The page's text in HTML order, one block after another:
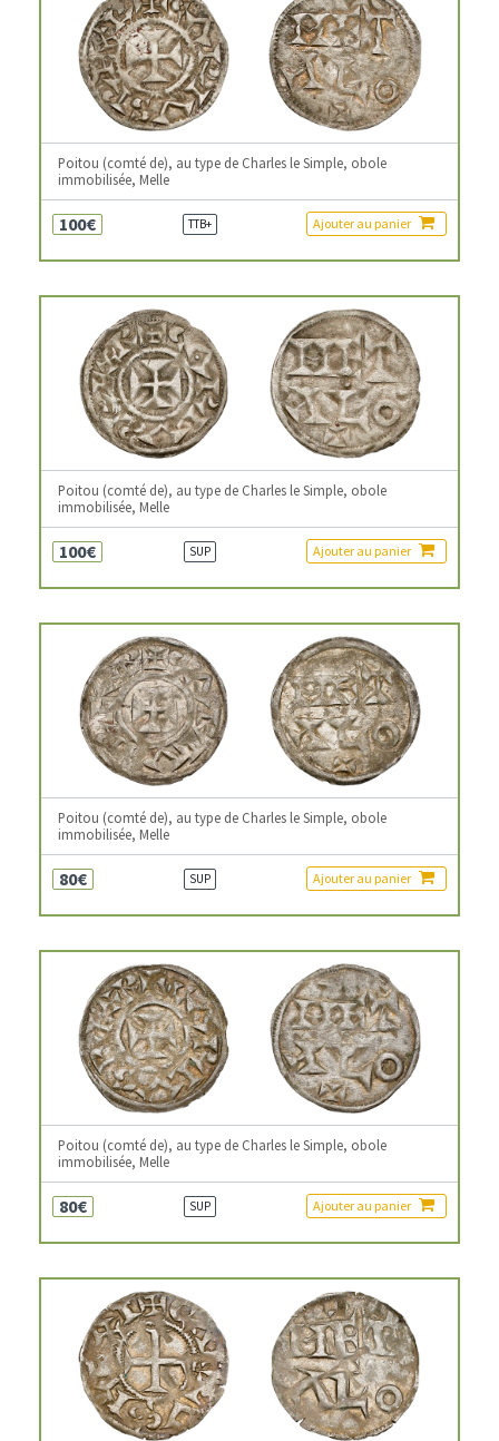
Poitou (comté de), au type de Charles le Simple, obole
immobilisée, Melle
100€ TTB+ Ajouter au panier
Poitou (comté de), au type de Charles le Simple, obole
immobilisée, Melle
100€ SUP Ajouter au panier
Poitou (comté de), au type de Charles le Simple, obole
immobilisée, Melle
80€ SUP Ajouter au panier
Poitou (comté de), au type de Charles le Simple, obole
immobilisée, Melle
80€ SUP Ajouter au panier